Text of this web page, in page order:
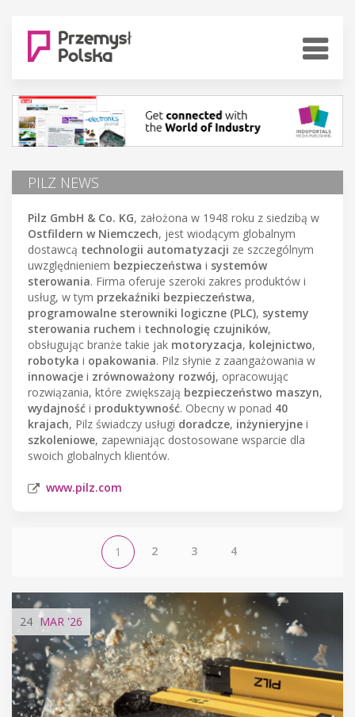
PILZ NEWS
Pilz GmbH & Co. KG, założona w 1948 roku z siedzibą w
Ostfildern w Niemczech, jest wiodącym globalnym
dostawcą technologii automatyzacji ze szczególnym
uwzględnieniem bezpieczeństwa i systemów
sterowania. Firma oferuje szeroki zakres produktów i
usług, w tym przekaźniki bezpieczeństwa,
programowalne sterowniki logiczne (PLC), systemy
sterowania ruchem i technologię czujników,
obsługując branże takie jak motoryzacja, kolejnictwo,
robotyka i opakowania. Pilz słynie z zaangażowania w
innowacje i zrównoważony rozwój, opracowując
rozwiązania, które zwiększają bezpieczeństwo maszyn,
wydajność i produktywność. Obecny w ponad 40
krajach, Pilz świadczy usługi doradcze, inżynieryjne i
szkoleniowe, zapewniając dostosowane wsparcie dla
swoich globalnych klientów.
www.pilz.com
1 2 3 4
24 MAR '26